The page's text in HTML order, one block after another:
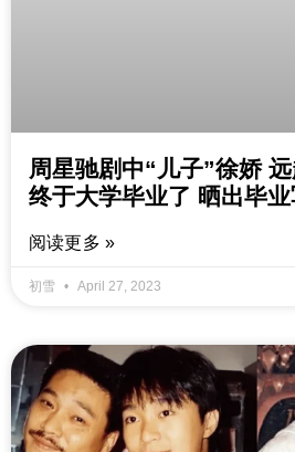
周星驰剧中“儿子”徐娇
终于大学毕业了 晒出毕
阅读更多 »
初雪 April 27, 2023